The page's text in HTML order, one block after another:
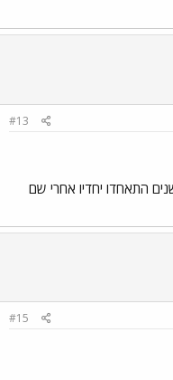
#13
התאחדו יחדיו אחרי שם
#15